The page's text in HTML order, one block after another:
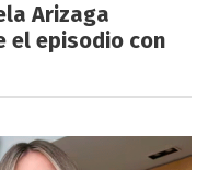
Arizaga
el episodio con